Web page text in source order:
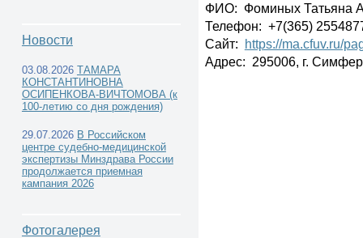
Учреждения высшего
профессионального образования -
кафедры и курсы судебной медицины -
Новости
03.08.2026 ТАМАРА
КОНСТАНТИНОВНА
ОСИПЕНКОВА-ВИЧТОМОВА (к
100-летию со дня рождения)
29.07.2026 В Российском
центре судебно-медицинской
экспертизы Минздрава России
продолжается приемная
кампания 2026
Фотогалерея
ФИО: Фоминых Татьяна
Телефон: +7(365)
Сайт: https://ma.cfuv.ru/
Адрес: 295006, г.